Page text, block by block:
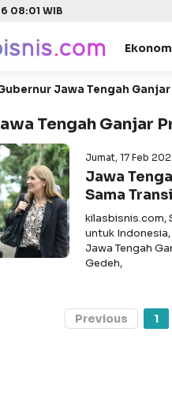
08:01 WIB
Jawa Tengah
Tengah Ganjar
Jumat, 17 Feb
Jawa
Sama
kilasbisnis.com,
untuk
Jawa Tengah
Gedeh,
Previous 1